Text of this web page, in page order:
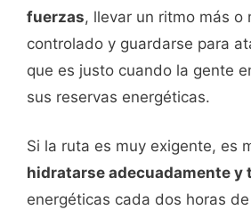
fuerzas, llevar un ritmo más o
controlado y guardarse para
que es justo cuando la gente
sus reservas energéticas.
Si la ruta es muy exigente, es
hidratarse adecuadamente y
energéticas cada dos horas